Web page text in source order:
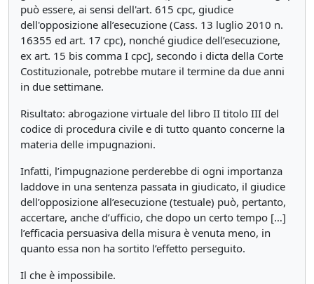
può essere, ai sensi dell'art. 615 cpc, giudice
dell'opposizione all’esecuzione (Cass. 13 luglio 2010 n.
16355 ed art. 17 cpc), nonché giudice dell’esecuzione,
ex art. 15 bis comma I cpc], secondo i dicta della Corte
Costituzionale, potrebbe mutare il termine da due anni
in due settimane.
Risultato: abrogazione virtuale del libro II titolo III del
codice di procedura civile e di tutto quanto concerne la
materia delle impugnazioni.
Infatti, l’impugnazione perderebbe di ogni importanza
laddove in una sentenza passata in giudicato, il giudice
dell’opposizione all’esecuzione (testuale) può, pertanto,
accertare, anche d’ufficio, che dopo un certo tempo […]
l’efficacia persuasiva della misura è venuta meno, in
quanto essa non ha sortito l’effetto perseguito.
Il che è impossibile.